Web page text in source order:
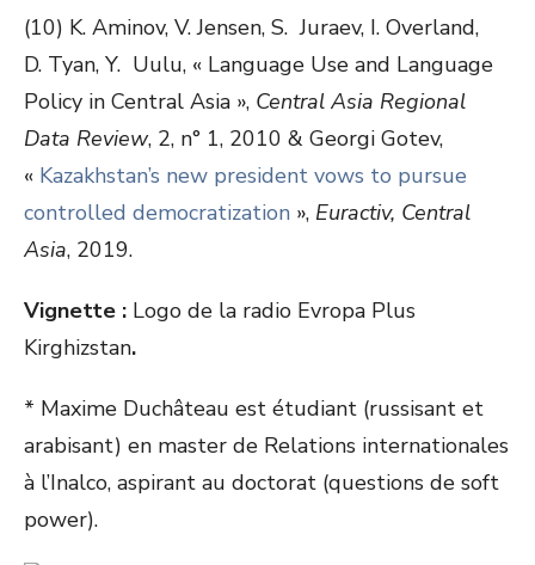
(10) K. Aminov, V. Jensen, S. Juraev, I. Overland,
D. Tyan, Y. Uulu, « Language Use and Language
Policy in Central Asia », Central Asia Regional
Data Review, 2, n° 1, 2010 & Georgi Gotev,
« Kazakhstan’s new president vows to pursue
controlled democratization », Euractiv, Central
Asia, 2019.
Vignette : Logo de la radio Evropa Plus
Kirghizstan.
* Maxime Duchâteau est étudiant (russisant et
arabisant) en master de Relations internationales
à l’Inalco, aspirant au doctorat (questions de soft
power).